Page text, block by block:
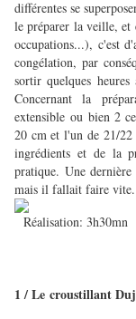
différentes se
le préparer la veille, et
occupations...), c'est
congélation, par
sortir quelques
Concernant la
extensible ou bien 2
20 cm et l'un de 21/22
ingrédients et de la
pratique. Une
mais il fallait faire
Réalisation:
1 / Le croustillant